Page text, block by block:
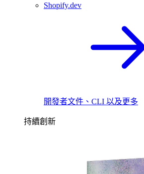
Shopify.dev
開發者文件、CLI 以及更多
持續創新